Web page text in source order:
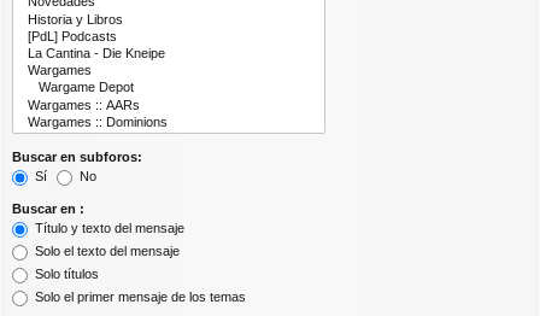
Buscar en subforos:
Sí
No
Buscar en :
Título y texto del mensaje
Solo el texto del mensaje
Solo títulos
Solo el primer mensaje de los temas